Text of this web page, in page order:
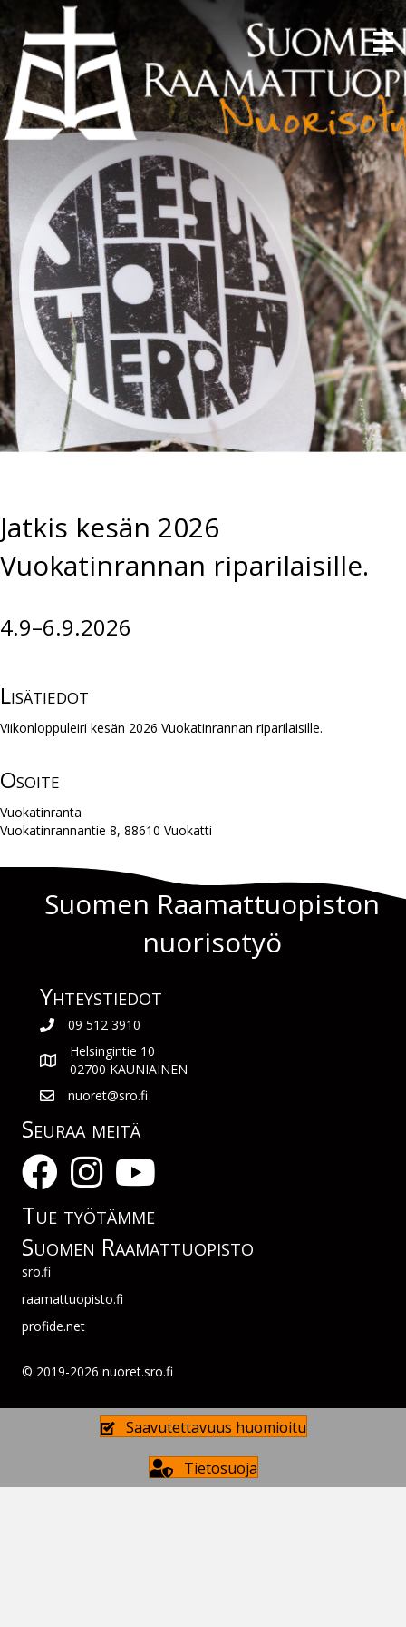
Jatkis kesän 2026
Vuokatinrannan riparilaisille.
4.9–6.9.2026
Lisätiedot
Viikonloppuleiri kesän 2026 Vuokatinrannan riparilaisille.
Osoite
Vuokatinranta
Vuokatinrannantie 8, 88610 Vuokatti
Suomen Raamattuopiston
nuorisotyö
Yhteys­tiedot
09 512 3910
Helsingintie 10
02700 KAUNIAINEN
nuoret@sro.fi
Seuraa meitä
Tue työtämme
Suomen Raamattuopisto
sro.fi
raamattuopisto.fi
profide.net
© 2019-2026 nuoret.sro.fi
Saavutettavuus huomioitu
Tietosuoja